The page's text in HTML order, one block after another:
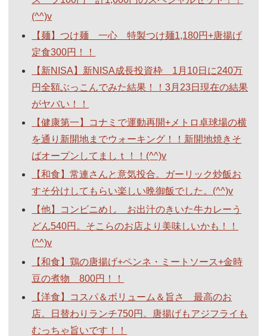
(^^)v
【麺】つけ麺 一心 特製つけ麺1,180円+唐揚げ
定食300円！！
【新NISA】新NISA成長投資枠 1月10日に240万
円全額ぶっこんでみた結果！！3月23日現在の結果
がヤバい！！
【健康第一】コナミで運動再開+メトロ卓球場の横
を通り新開地までウォーキング！！新開地焼きそ
ばオープンしてましｔ！！(^^)v
【和食】常連さんと意気投合。ガーリック炒飯お
すそ分けしてもらい楽しい晩御飯でした。(^^)v
【他】コンビニめし お出汁のきいた牛カレーう
どん540円。そこらのお店より美味しいかも！！
(^^)v
【和食】鶏の唐揚げ+ペンネ・ミートソース+金時
豆の煮物 800円！！
【洋食】コスパ＆ボリューム＆旨さ 最高のお
店。日替わりランチ750円。唐揚げもアジフライも
むっちゃ旨いです！！